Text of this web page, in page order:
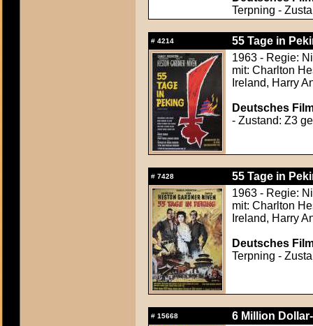
Terpning -
# 4214
55 Tage in
1963 - Regie:
mit: Charlton
Ireland, Harry
Deutsches
- Zustand: Z3
# 7428
55 Tage in
1963 - Regie:
mit: Charlton
Ireland, Harry
Deutsches
Terpning -
# 15668
6 Million